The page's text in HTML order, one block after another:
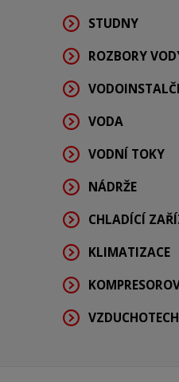
STUDNY
ROZBORY
VODA
VODNÍ TOKY
NÁDRŽE
CHLADÍCÍ
KLIMATIZACE